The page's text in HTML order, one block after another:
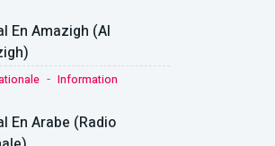
En Amazigh (Al
- Information
En Arabe (Radio